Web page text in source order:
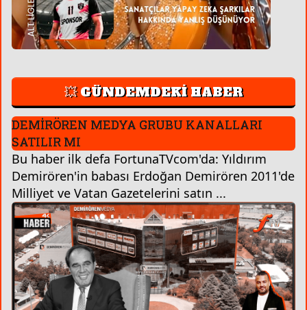
💥 GÜNDEMDEKİ HABER
DEMİRÖREN MEDYA GRUBU KANALLARI
SATILIR MI
Bu haber ilk defa FortunaTVcom'da: Yıldırım
Demirören'in babası Erdoğan Demirören 2011'de
Milliyet ve Vatan Gazetelerini satın ...